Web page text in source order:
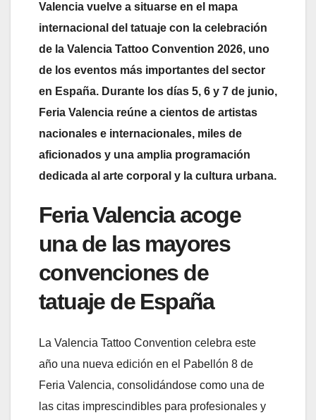
Valencia vuelve a situarse en el mapa
internacional del tatuaje con la celebración
de la Valencia Tattoo Convention 2026, uno
de los eventos más importantes del sector
en España. Durante los días 5, 6 y 7 de junio,
Feria Valencia reúne a cientos de artistas
nacionales e internacionales, miles de
aficionados y una amplia programación
dedicada al arte corporal y la cultura urbana.
Feria Valencia acoge
una de las mayores
convenciones de
tatuaje de España
La Valencia Tattoo Convention celebra este
año una nueva edición en el Pabellón 8 de
Feria Valencia, consolidándose como una de
las citas imprescindibles para profesionales y